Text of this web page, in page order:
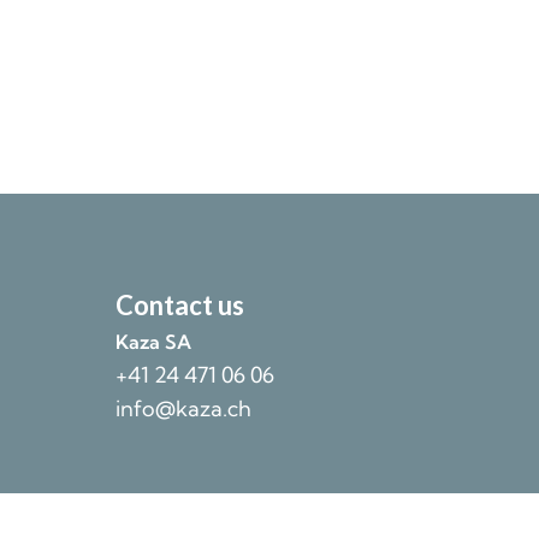
Contact us
Kaza SA
+41 24 471 06 06
info@kaza.ch